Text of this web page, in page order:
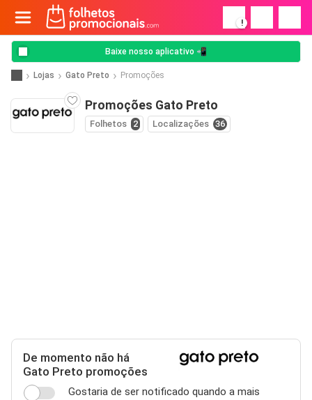
!
Baixe nosso aplicativo 📲
Lojas Gato Preto Promoções
Promoções Gato Preto
Folhetos 2 Localizações 36
De momento não há
Gato Preto promoções
Gostaria de ser notificado quando a mais